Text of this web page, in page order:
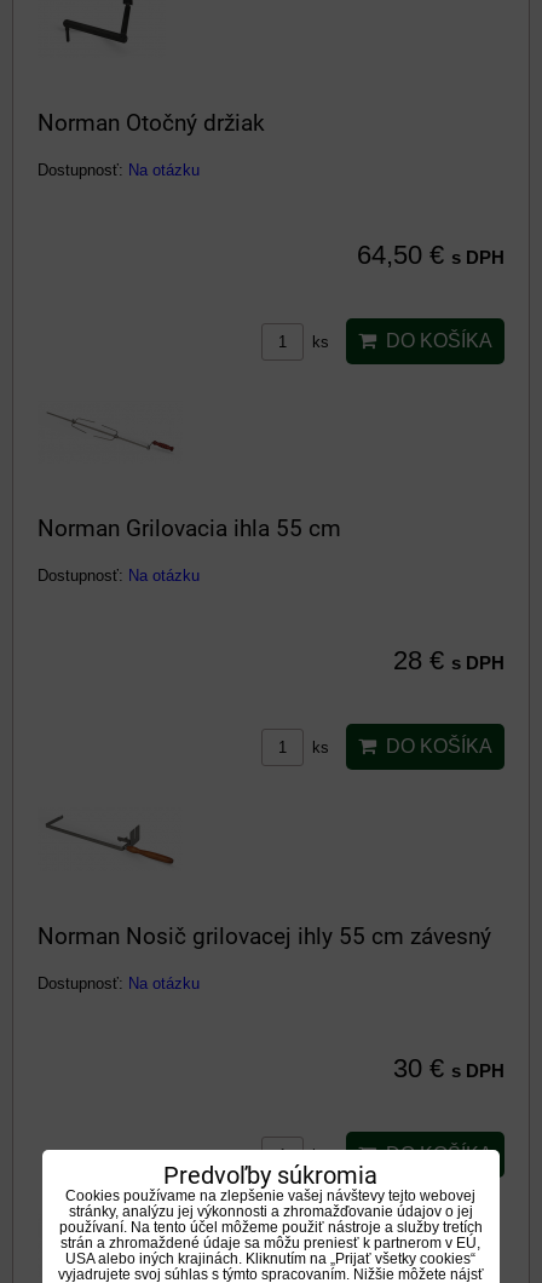
Norman Otočný držiak
Dostupnosť: Na otázku
64,50 € s DPH
ks DO KOŠÍKA
Norman Grilovacia ihla 55 cm
Dostupnosť: Na otázku
28 € s DPH
ks DO KOŠÍKA
Norman Nosič grilovacej ihly 55 cm závesný
Dostupnosť: Na otázku
30 € s DPH
ks DO KOŠÍKA
Predvoľby súkromia
Cookies používame na zlepšenie vašej návštevy tejto webovej
stránky, analýzu jej výkonnosti a zhromažďovanie údajov o jej
používaní. Na tento účel môžeme použiť nástroje a služby tretích
strán a zhromaždené údaje sa môžu preniesť k partnerom v EÚ,
USA alebo iných krajinách. Kliknutím na „Prijať všetky cookies“
vyjadrujete svoj súhlas s týmto spracovaním. Nižšie môžete nájsť